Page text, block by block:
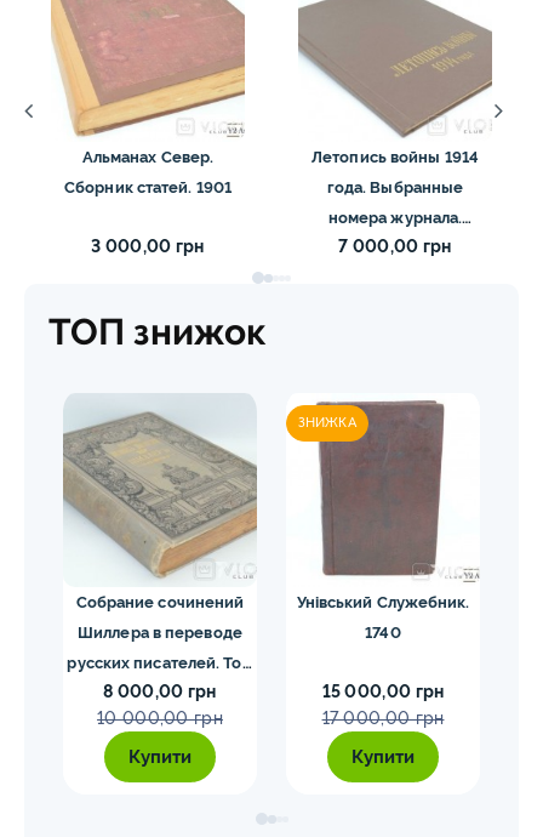
Альманах Север.
Сборник статей. 1901
3 000,00 грн
Летопись войны 1914
года. Выбранные
номера журнала.
Дубенский Д. Н. 1914-
7 000,00 грн
ТОП знижок
Собрание сочинений
Шиллера в переводе
русских писателей. Том
1-4. Шиллер 1901-1902
гг.
8 000,00 грн
10 000,00 грн
Купити
ЗНИЖКА
Унівський Служебник.
1740
15 000,00 грн
17 000,00 грн
Купити